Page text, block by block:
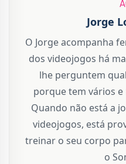
Jorge
O Jorge acompanha
dos videojogos há
lhe perguntem
porque tem vários e
Quando não está a
videojogos, está
treinar o seu corpo
o